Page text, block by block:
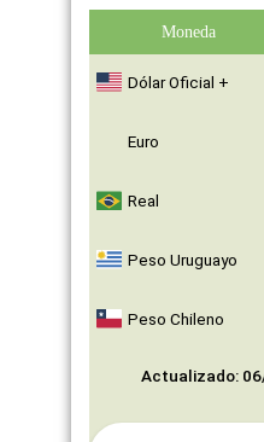
Moneda
Dólar Oficial +
Euro
Real
Peso Uruguayo
Peso Chileno
Actualizado: